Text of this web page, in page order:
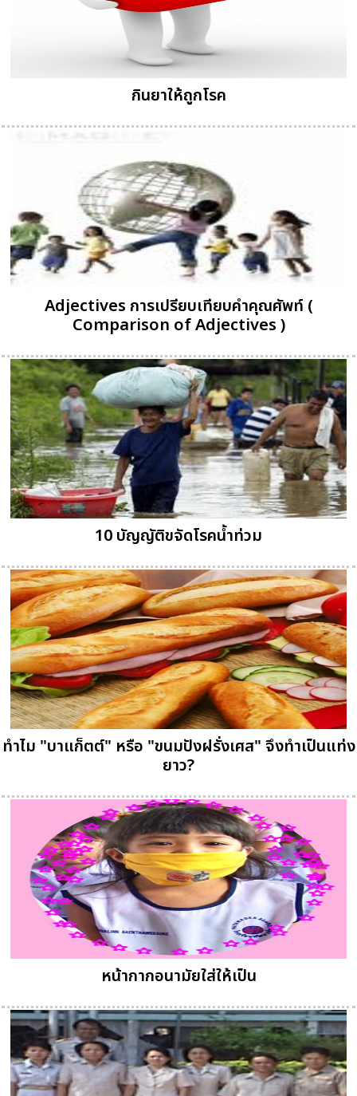
กินยาให้ถูกโรค
Adjectives การเปรียบเทียบคำคุณศัพท์ (
Comparison of Adjectives )
10 บัญญัติขจัดโรคน้ำท่วม
ทำไม "บาแก็ตต์" หรือ "ขนมปังฝรั่งเศส" จึงทำเป็นแท่ง
ยาว?
หน้ากากอนามัยใส่ให้เป็น